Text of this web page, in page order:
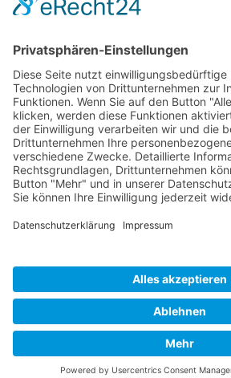
Atelier für Innenraumgestaltung
Am Born 9
Telefon: 0163 8479897
RECHTLICHES
Impressum
Datenschutz
AGB
Widerrufsbelehrung
Montag - Freitag
Ateliertermine nach Vereinbarung
Copyright © 2024 Wegerich
with byDIE
Alle Preise inkl. der